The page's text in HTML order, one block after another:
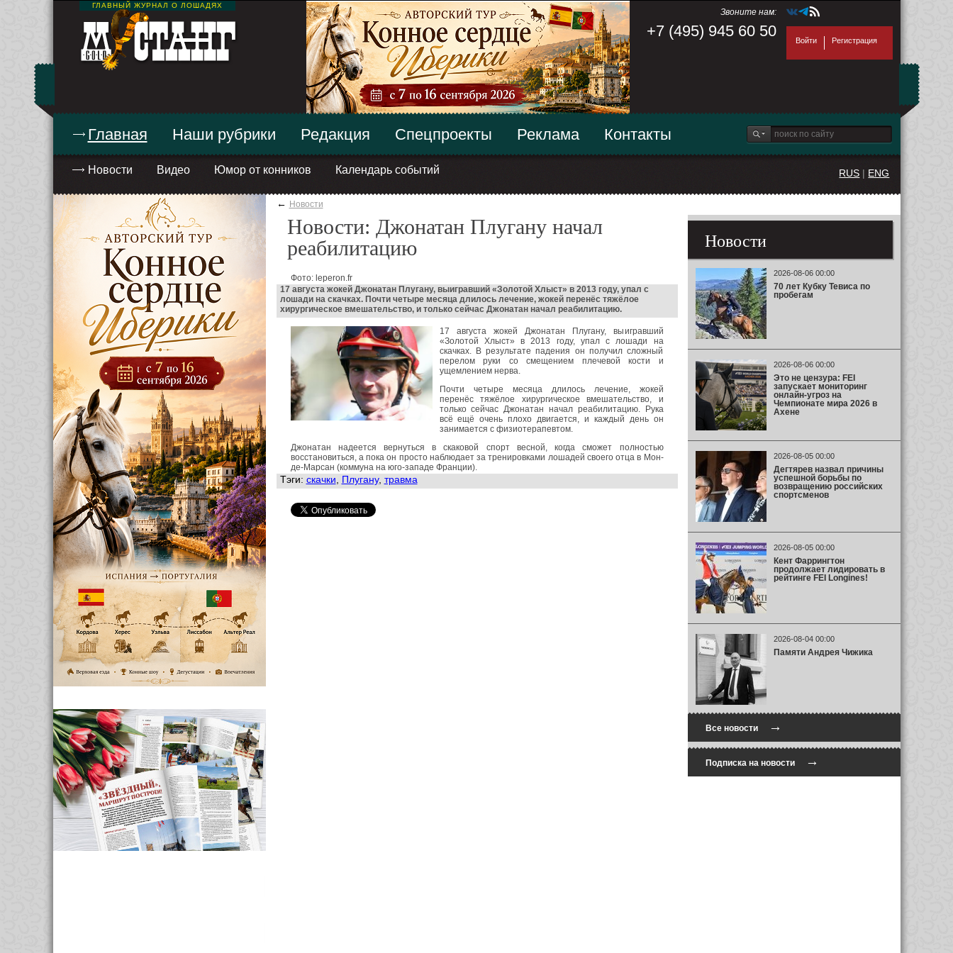
ГЛАВНЫЙ ЖУРНАЛ О ЛОШАДЯХ
Звоните нам:
+7 (495) 945 60 50
Войти Регистрация
Главная
Новости Видео Юмор от конников Календарь событий
Наши рубрики Редакция Спецпроекты Реклама Контакты
RUS | ENG
← Новости
Новости: Джонатан Плугану начал
реабилитацию
Фото: leperon.fr
17 августа жокей Джонатан Плугану, выигравший «Золотой Хлыст» в 2013 году, упал с
лошади на скачках. Почти четыре месяца длилось лечение, жокей перенёс тяжёлое
хирургическое вмешательство, и только сейчас Джонатан начал реабилитацию.
17 августа жокей Джонатан Плугану, выигравший
«Золотой Хлыст» в 2013 году, упал с лошади на
скачках. В результате падения он получил сложный
перелом руки со смещением плечевой кости и
ущемлением нерва.
Почти четыре месяца длилось лечение, жокей
перенёс тяжёлое хирургическое вмешательство, и
только сейчас Джонатан начал реабилитацию. Рука
всё ещё очень плохо двигается, и каждый день он
занимается с физиотерапевтом.
Джонатан надеется вернуться в скаковой спорт весной, когда сможет полностью
восстановиться, а пока он просто наблюдает за тренировками лошадей своего отца в Мон-
де-Марсан (коммуна на юго-западе Франции).
Тэги: скачки Плугану, травма
Новости
2026-08-06 00:00
70 лет Кубку Тевиса по
пробегам
2026-08-06 00:00
Это не цензура: FEI
запускает мониторинг
онлайн-угроз на
Чемпионате мира 2026 в
Ахене
2026-08-05 00:00
Дегтярев назвал причины
успешной борьбы по
возвращению российских
спортсменов
2026-08-05 00:00
Кент Фаррингтон
продолжает лидировать в
рейтинге FEI Longines!
2026-08-04 00:00
Памяти Андрея Чижика
Все новости→
Подписка на новости→